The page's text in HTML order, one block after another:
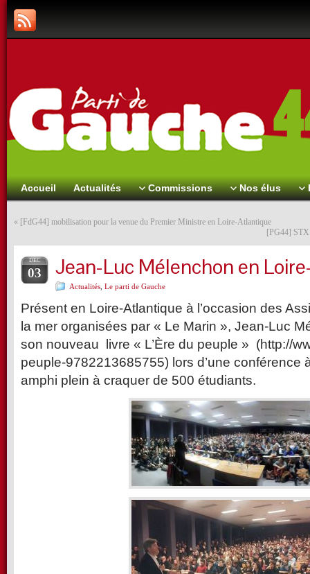
Accueil Actualités Commissions Nos élus
« [FdG44] mobilisation pour la venue du Premier Ministre en Loire-Atlantique
[PG44] STX
DÉC
03 Jean-Luc Mélenchon en
Actualités Le parti de Gauche
Présent en Loire-Atlantique à l’occasion des
la mer organisées par « Le Marin », Jean-Luc
son nouveau livre « L’Ère du peuple » (http://
peuple-9782213685755) lors d’une conférence
amphi plein à craquer de 500 étudiants.